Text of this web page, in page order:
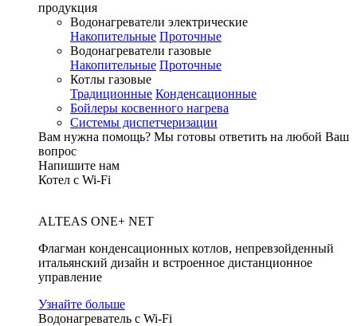
продукция
Водонагреватели электрические
Накопительные Проточные
Водонагреватели газовые
Накопительные Проточные
Котлы газовые
Традиционные Конденсационные
Бойлеры косвенного нагрева
Системы диспетчеризации
Вам нужна помощь? Мы готовы ответить на любой Ваш
вопрос
Напишите нам
Котел с Wi-Fi
ALTEAS ONE+ NET
Флагман конденсационных котлов, непревзойденный
итальянский дизайн и встроенное дистанционное
управление
Узнайте больше
Водонагреватель с Wi-Fi